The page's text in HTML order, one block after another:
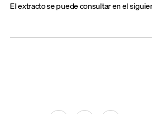
El extracto se puede consultar en el